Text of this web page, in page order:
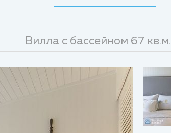
Вилла с бассейном 67 кв.м.